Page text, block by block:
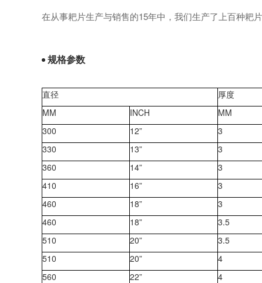
在从事耙片生产与销售的15年中，我们生产了上百种耙
规格参数
直径 厚度
MM
INCH MM
300
12” 3
330
13” 3
360
14” 3
410
16” 3
460
18” 3
460
18” 3.5
510
20” 3.5
510
20” 4
560
22” 4